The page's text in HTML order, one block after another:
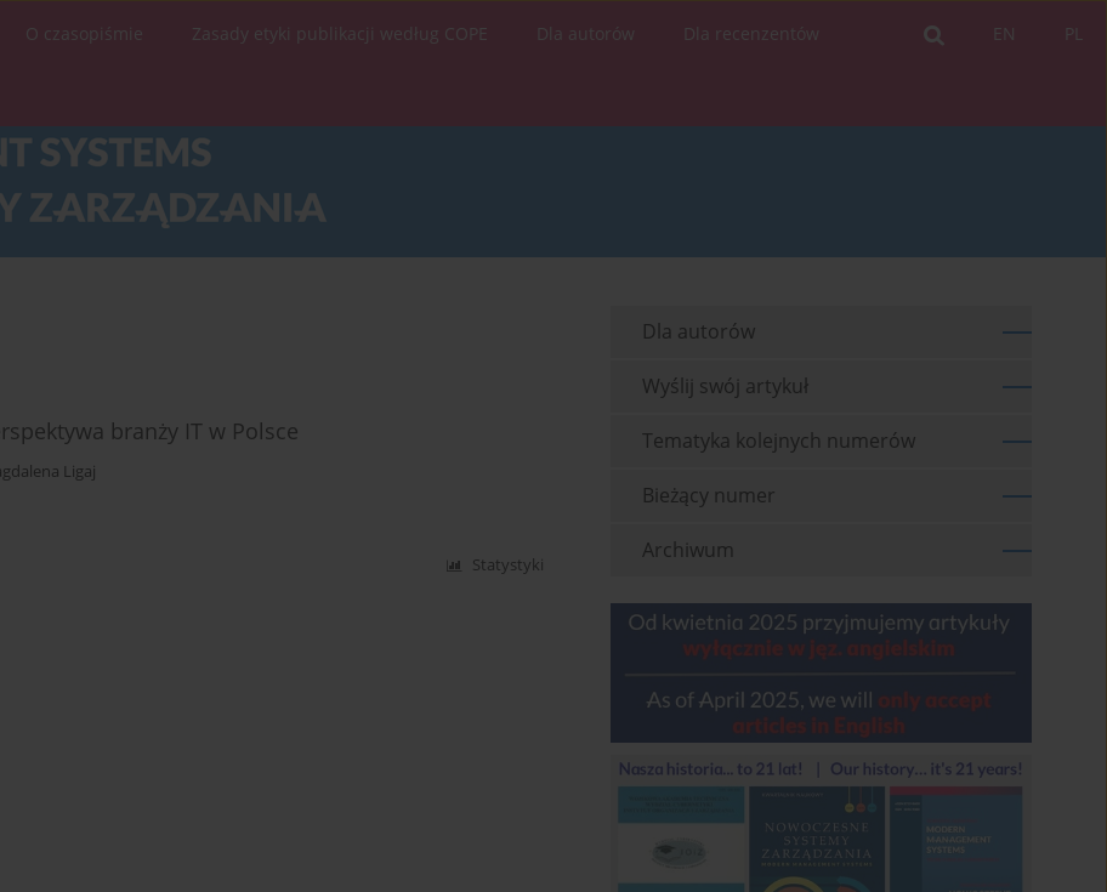
PL
EN
O czasopiśmie Zasady etyki publikacji według COPE Dla autorów Dla recenzentów
branży IT w Polsce
Ligaj
Statystyki
Dla autorów
Wyślij swój artykuł
Tematyka kolejnych numerów
Bieżący numer
Archiwum